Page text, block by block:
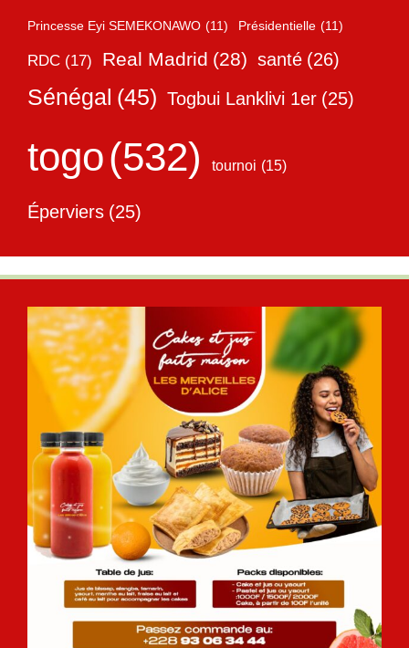
Princesse Eyi SEMEKONAWO (11) Présidentielle (11)
RDC (17) Real Madrid (28) santé (26)
Sénégal (45) Togbui Lanklivi 1er (25)
togo(532) tournoi (15)
Éperviers (25)